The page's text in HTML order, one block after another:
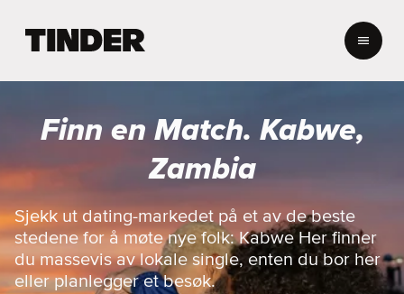
h
e
m
m
e
s
Finn en Match. Kabwe,
Zambia
Sjekk ut dating-markedet på et av de beste
stedene for å møte nye folk: Kabwe Her finner
du massevis av lokale single, enten du bor her
eller planlegger et besøk.